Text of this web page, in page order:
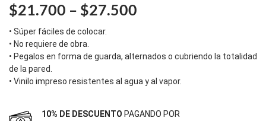
$21.700 – $27.500
• Súper fáciles de colocar.
• No requiere de obra.
• Pegalos en forma de guarda, alternados o cubriendo la totalidad
de la pared.
• Vinilo impreso resistentes al agua y al vapor.
10% DE DESCUENTO PAGANDO POR